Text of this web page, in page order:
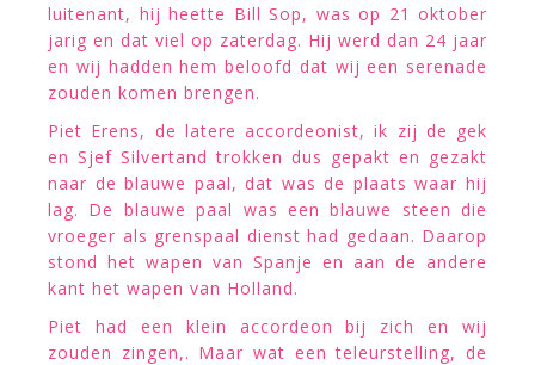
luitenant, hij heette Bill Sop, was op 21 oktober
jarig en dat viel op zaterdag. Hij werd dan 24 jaar
en wij hadden hem beloofd dat wij een serenade
zouden komen brengen.
Piet Erens, de latere accordeonist, ik zij de gek
en Sjef Silvertand trokken dus gepakt en gezakt
naar de blauwe paal, dat was de plaats waar hij
lag. De blauwe paal was een blauwe steen die
vroeger als grenspaal dienst had gedaan. Daarop
stond het wapen van Spanje en aan de andere
kant het wapen van Holland.
Piet had een klein accordeon bij zich en wij
zouden zingen,. Maar wat een teleurstelling, de